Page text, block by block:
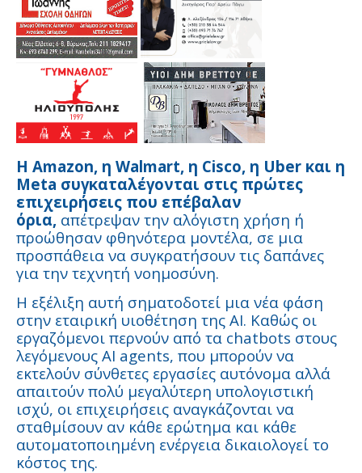
Η Amazon, η Walmart, η Cisco, η Uber και η
Meta συγκαταλέγονται στις πρώτες
επιχειρήσεις που επέβαλαν
όρια, απέτρεψαν την αλόγιστη χρήση ή
προώθησαν φθηνότερα μοντέλα, σε μια
προσπάθεια να συγκρατήσουν τις δαπάνες
για την τεχνητή νοημοσύνη.
Η εξέλιξη αυτή σηματοδοτεί μια νέα φάση
στην εταιρική υιοθέτηση της AI. Καθώς οι
εργαζόμενοι περνούν από τα chatbots στους
λεγόμενους AI agents, που μπορούν να
εκτελούν σύνθετες εργασίες αυτόνομα αλλά
απαιτούν πολύ μεγαλύτερη υπολογιστική
ισχύ, οι επιχειρήσεις αναγκάζονται να
σταθμίσουν αν κάθε ερώτημα και κάθε
αυτοματοποιημένη ενέργεια δικαιολογεί το
κόστος της.